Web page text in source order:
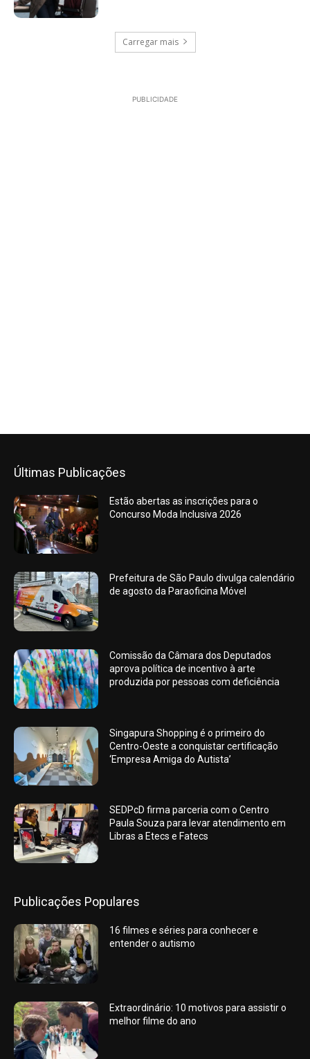
Carregar mais
PUBLICIDADE
Últimas Publicações
Estão abertas as inscrições para o
Concurso Moda Inclusiva 2026
Prefeitura de São Paulo divulga calendário
de agosto da Paraoficina Móvel
Comissão da Câmara dos Deputados
aprova política de incentivo à arte
produzida por pessoas com deficiência
Singapura Shopping é o primeiro do
Centro-Oeste a conquistar certificação
‘Empresa Amiga do Autista’
SEDPcD firma parceria com o Centro
Paula Souza para levar atendimento em
Libras a Etecs e Fatecs
Publicações Populares
16 filmes e séries para conhecer e
entender o autismo
Extraordinário: 10 motivos para assistir o
melhor filme do ano